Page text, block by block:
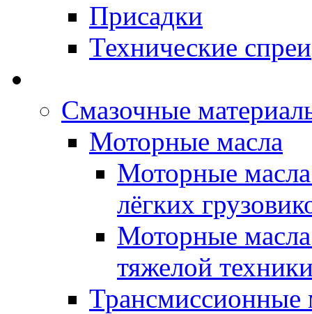
Присадки
Технические спреи
Смазочные
Моторные масла
Моторные
лёгких
Моторные
тяжелой
Трансмиссионные